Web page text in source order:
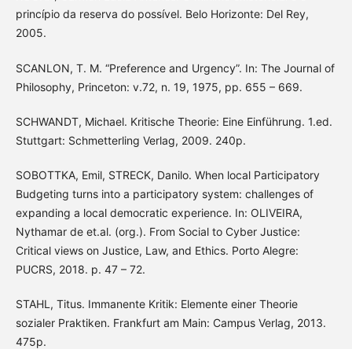
princípio da reserva do possível. Belo Horizonte: Del Rey,
2005.
SCANLON, T. M. “Preference and Urgency”. In: The Journal of
Philosophy, Princeton: v.72, n. 19, 1975, pp. 655 – 669.
SCHWANDT, Michael. Kritische Theorie: Eine Einführung. 1.ed.
Stuttgart: Schmetterling Verlag, 2009. 240p.
SOBOTTKA, Emil, STRECK, Danilo. When local Participatory
Budgeting turns into a participatory system: challenges of
expanding a local democratic experience. In: OLIVEIRA,
Nythamar de et.al. (org.). From Social to Cyber Justice:
Critical views on Justice, Law, and Ethics. Porto Alegre:
PUCRS, 2018. p. 47 – 72.
STAHL, Titus. Immanente Kritik: Elemente einer Theorie
sozialer Praktiken. Frankfurt am Main: Campus Verlag, 2013.
475p.